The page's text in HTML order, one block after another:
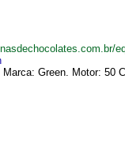
Green. Motor: 50